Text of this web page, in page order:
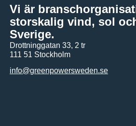
Vi är
storskalig vind, sol
Sverige.
Drottninggatan 33, 2 tr
111 51 Stockholm
info@greenpowersweden.se